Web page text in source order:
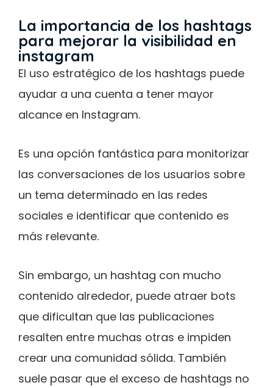
La importancia de los hashtags
para mejorar la visibilidad en
instagram
El uso estratégico de los hashtags puede
ayudar a una cuenta a tener mayor
alcance en Instagram.
Es una opción fantástica para monitorizar
las conversaciones de los usuarios sobre
un tema determinado en las redes
sociales e identificar que contenido es
más relevante.
Sin embargo, un hashtag con mucho
contenido alrededor, puede atraer bots
que dificultan que las publicaciones
resalten entre muchas otras e impiden
crear una comunidad sólida. También
suele pasar que el exceso de hashtags no